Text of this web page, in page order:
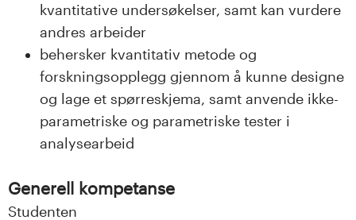
kvantitative undersøkelser, samt kan vurdere
andres arbeider
behersker kvantitativ metode og
forskningsopplegg gjennom å kunne designe
og lage et spørreskjema, samt anvende ikke-
parametriske og parametriske tester i
analysearbeid
Generell kompetanse
Studenten